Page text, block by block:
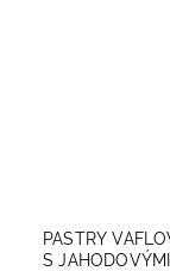
PASTRY